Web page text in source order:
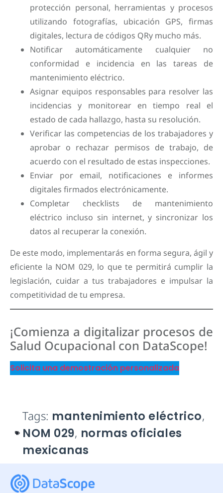
protección personal, herramientas y procesos
utilizando fotografías, ubicación GPS, firmas
digitales, lectura de códigos QRy mucho más.
Notificar automáticamente cualquier no
conformidad e incidencia en las tareas de
mantenimiento eléctrico.
Asignar equipos responsables para resolver las
incidencias y monitorear en tiempo real el
estado de cada hallazgo, hasta su resolución.
Verificar las competencias de los trabajadores y
aprobar o rechazar permisos de trabajo, de
acuerdo con el resultado de estas inspecciones.
Enviar por email, notificaciones e informes
digitales firmados electrónicamente.
Completar checklists de mantenimiento
eléctrico incluso sin internet, y sincronizar los
datos al recuperar la conexión.
De este modo, implementarás en forma segura, ágil y
eficiente la NOM 029, lo que te permitirá cumplir la
legislación, cuidar a tus trabajadores e impulsar la
competitividad de tu empresa.
¡Comienza a digitalizar procesos de
Salud Ocupacional con DataScope!
Solicita una demostración personalizada
Tags: mantenimiento eléctrico,
NOM 029, normas oficiales
mexicanas